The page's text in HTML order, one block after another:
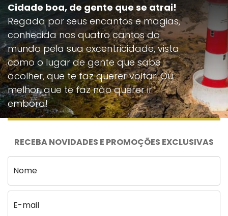
Cidade boa, de gente que se atrai!
Regada por seus encantos e magias,
conhecida nos quatro cantos do
mundo pela sua excentricidade, vista
como o lugar de gente que sabe
acolher, que te faz querer voltar. Ou
melhor, que te faz não querer ir
embora!
RECEBA NOVIDADES E PROMOÇÕES EXCLUSIVAS